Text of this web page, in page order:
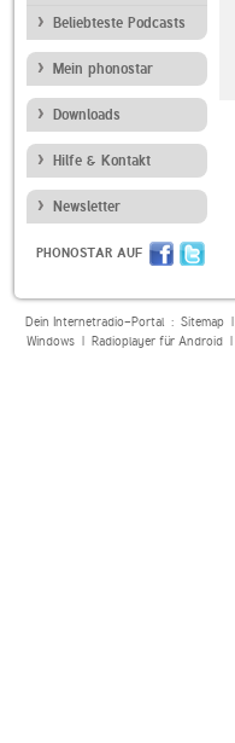
Beliebteste Podcasts
Mein phonostar
Downloads
Hilfe & Kontakt
Newsletter
PHONOSTAR AUF
Dein Internetradio-Portal : Sitemap|
Windows| Radioplayer für Android|